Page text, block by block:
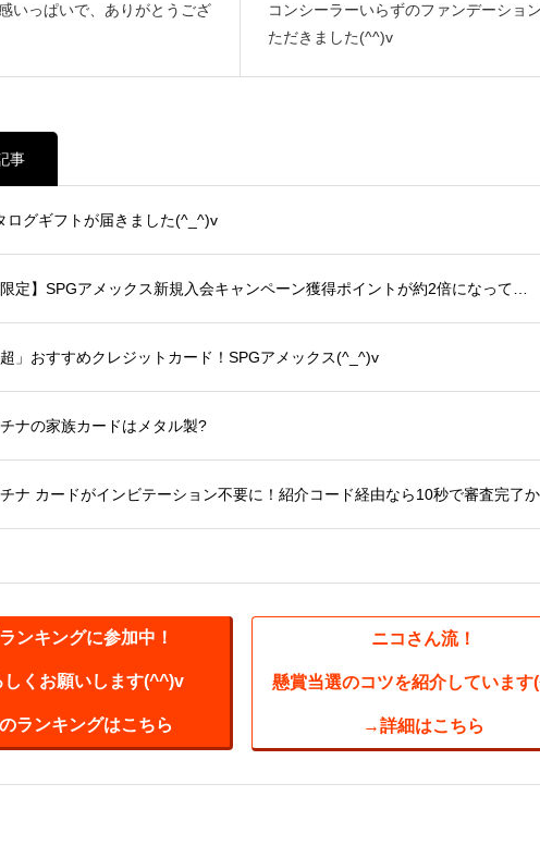
いっぱいで、ありがとうござ
コンシーラーいらずのファンデーショ
ただきました(^^)v
事
ログギフトが届きました(^_^)v
限定】SPGアメックス新規入会キャンペーン獲得ポイントが約2倍になって…
」おすすめクレジットカード！SPGアメックス(^_^)v
ナの家族カードはメタル製?
ナ カードがインビテーション不要に！紹介コード経由なら10秒で審査完了
ンキングに参加中！
しくお願いします(^^)v
ランキングはこちら
ニコさん流！
懸賞当選のコツを紹介していま
→詳細はこちら